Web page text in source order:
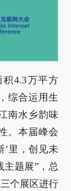
4.3万平方
综合运用生
南水乡韵味
。本届峰会
’里，创见未
题展”，总
个展区进行